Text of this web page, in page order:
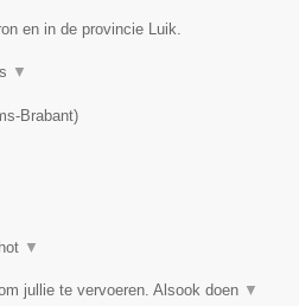
en in de provincie Luik.
▼
Brabant)
▼
jullie te vervoeren. Alsook doen ▼